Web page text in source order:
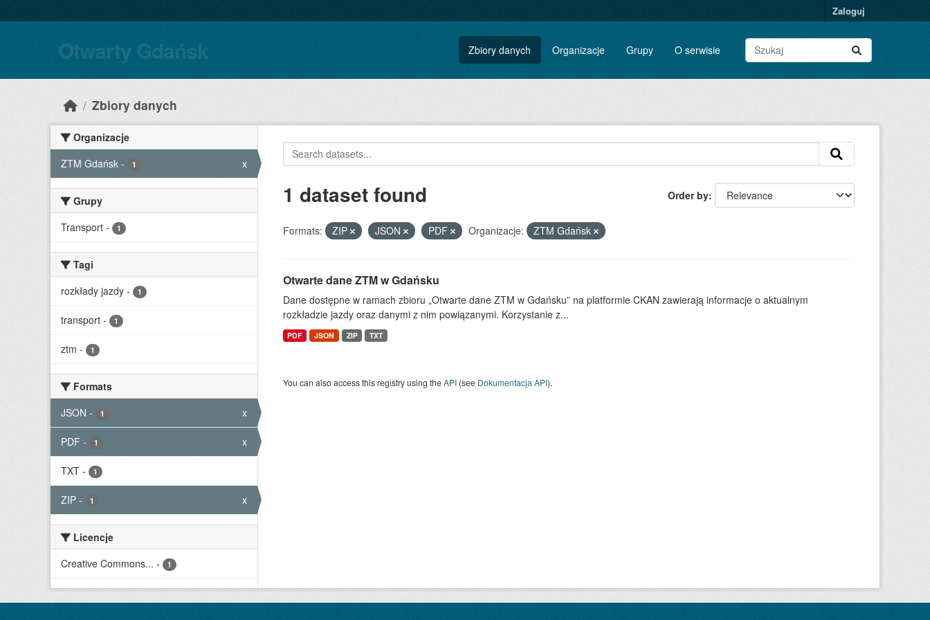
Zaloguj
Otwarty Gdańsk Zbiory danych Organizacje Grupy O serwisie
Zbiory danych
Organizacje
ZTM Gdańsk - 1 x
Grupy
Transport - 1
Tagi
rozkłady jazdy - 1
transport - 1
ztm - 1
Formats
JSON - 1 x
PDF - 1 x
TXT - 1
ZIP - 1 x
Licencje
Creative Commons... - 1
Order by
1 dataset found
Formats: ZIP JSON PDF Organizacje: ZTM Gdańsk
Otwarte dane ZTM w Gdańsku
Dane dostępne w ramach zbioru „Otwarte dane ZTM w Gdańsku” na platformie CKAN zawierają informacje o aktualnym
rozkładzie jazdy oraz danymi z nim powiązanymi. Korzystanie z...
PDF JSON ZIP TXT
You can also access this registry using theAPI(see Dokumentacja API).